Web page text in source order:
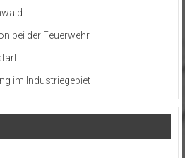
bei der Feuerwehr
im Industriegebiet